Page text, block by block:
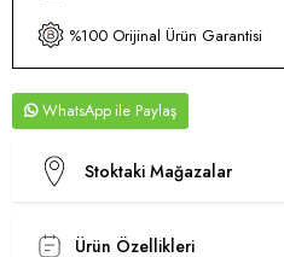
%100 Orijinal Ürün Garantisi
WhatsApp
Stoktaki Mağazalar
Ürün Özellikleri